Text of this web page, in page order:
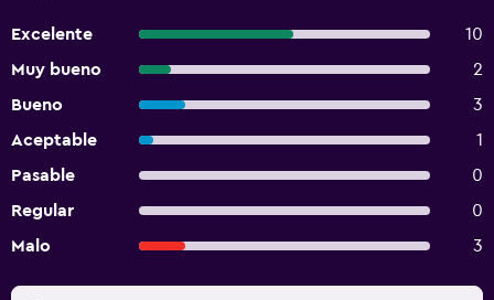
Excelente
10
Muy bueno
2
Bueno
3
Aceptable
1
Pasable
0
Regular
0
Malo
3